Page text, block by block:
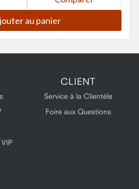
CLIENT
Service à la Clientèle
Foire aux Questions